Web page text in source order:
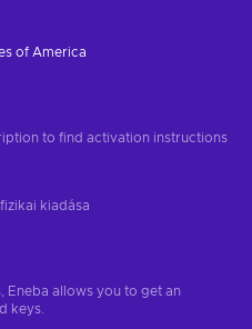
of America
to find activation instructions
kiadása
Eneba allows you to get an
keys.